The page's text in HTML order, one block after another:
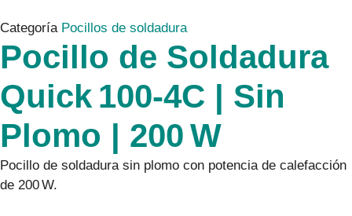
Categoría Pocillos de soldadura
Pocillo de Soldadura
Quick 100‑4C | Sin
Plomo | 200 W
Pocillo de soldadura sin plomo con potencia de calefacción
de 200 W.